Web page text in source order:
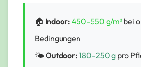
🏠 Indoor: 450–550 g/m² bei
Bedingungen
🌤️Outdoor: 180–250 g pro